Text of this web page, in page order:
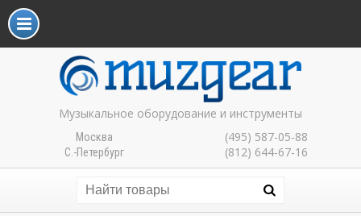
Музыкальное оборудование и инструменты
Москва (495) 587-05-88
С.-Петербург (812) 644-67-16